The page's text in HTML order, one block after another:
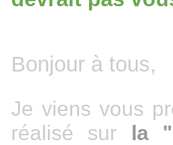
Bonjour à tous,
Je viens vous
réalisé sur la